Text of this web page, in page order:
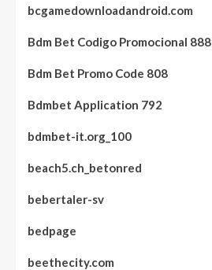
bcgamedownloadandroid.com
Bdm Bet Codigo Promocional 888
Bdm Bet Promo Code 808
Bdmbet Application 792
bdmbet-it.org_100
beach5.ch_betonred
bebertaler-sv
bedpage
beethecity.com